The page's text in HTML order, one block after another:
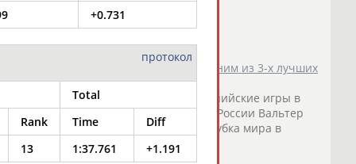
Олимпийские игры, став в Сигулде одним из 3-х лучших
пробиться в состав команды на Олимпийские игры в
Сигулде войдет ... ...тренер сборной России Вальтер
от отбора на Игры после этапа Кубка мира в
СТАДИОН
+0.731
протокол
Total
Rank Time
Diff
13 1:37.761 +1.191